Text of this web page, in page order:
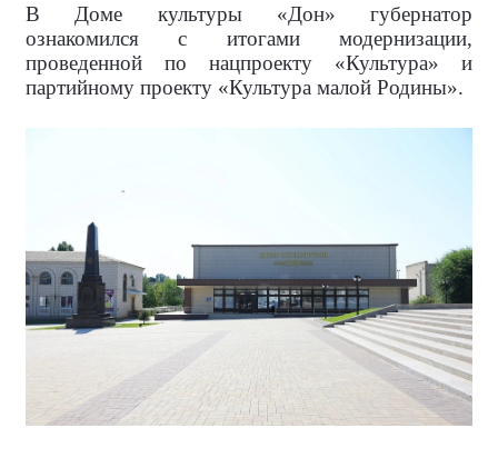
В Доме культуры «Дон» губернатор
ознакомился с итогами модернизации,
проведенной по нацпроекту «Культура» и
партийному проекту «Культура малой Родины».